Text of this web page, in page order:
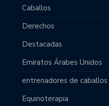
Caballos
Derechos
Destacadas
Emiratos Árabes Unidos
entrenadores de caballos
Equinoterapia